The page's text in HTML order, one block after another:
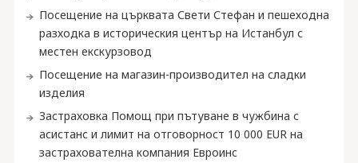
Посещение на църквата Свети Стефан и пешеходна
разходка в историческия център на Истанбул с
местен екскурзовод
Посещение на магазин-производител на сладки
изделия
Застраховка Помощ при пътуване в чужбина с
асистанс и лимит на отговорност 10 000 EUR на
застрахователна компания Евроинс